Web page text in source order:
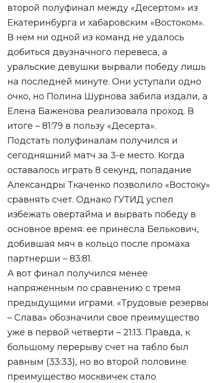
второй полуфинал между «Десертом» из
Екатеринбурга и хабаровским «Востоком».
В нем ни одной из команд не удалось
добиться двузначного перевеса, а
уральские девушки вырвали победу лишь
на последней минуте. Они уступали одно
очко, но Полина Шурнова забила издали, а
Елена Баженова реализовала проход. В
итоге – 81:79 в пользу «Десерта».
Подстать полуфиналам получился и
сегодняшний матч за 3-е место. Когда
оставалось играть 8 секунд, попадание
Александры Ткаченко позволило «Востоку»
сравнять счет. Однако ГУТИД успел
избежать овертайма и вырвать победу в
основное время: ее принесла Белькович,
добившая мяч в кольцо после промаха
партнерши – 83:81.
А вот финал получился менее
напряженным по сравнению с тремя
предыдущими играми. «Трудовые резервы
– Слава» обозначили свое преимущество
уже в первой четверти – 21:13. Правда, к
большому перерыву счет на табло был
равным (33:33), но во второй половине
преимущество москвичек стало